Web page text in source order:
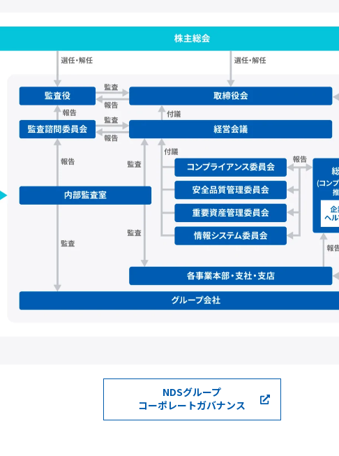
NDSグループ
コーポレートガバナンス